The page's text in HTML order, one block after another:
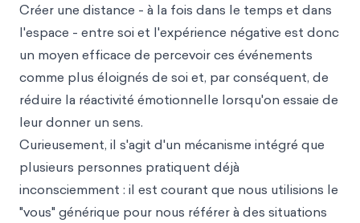
Créer une distance - à la fois dans le temps et dans
l'espace - entre soi et l'expérience négative est donc
un moyen efficace de percevoir ces événements
comme plus éloignés de soi et, par conséquent, de
réduire la réactivité émotionnelle lorsqu'on essaie de
leur donner un sens.
Curieusement, il s'agit d'un mécanisme intégré que
plusieurs personnes pratiquent déjà
inconsciemment : il est courant que nous utilisions le
"vous" générique pour nous référer à des situations